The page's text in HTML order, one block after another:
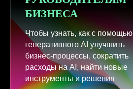
БИЗНЕСА
Чтобы узнать, как с помощью
генеративного AI улучшить
бизнес-процессы, сократить
расходы на AI, найти новые
инструменты и решения